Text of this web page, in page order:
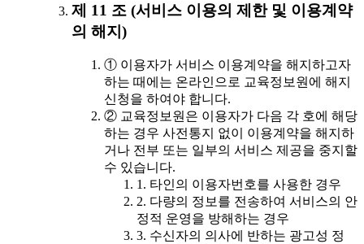
제 11 조 (서비스 이용의 제한 및 이용계약
의 해지)
① 이용자가 서비스 이용계약을 해지하고자
하는 때에는 온라인으로 교육정보원에 해지
신청을 하여야 합니다.
② 교육정보원은 이용자가 다음 각 호에 해당
하는 경우 사전통지 없이 이용계약을 해지하
거나 전부 또는 일부의 서비스 제공을 중지할
수 있습니다.
1. 타인의 이용자번호를 사용한 경우
2. 다량의 정보를 전송하여 서비스의 안
정적 운영을 방해하는 경우
3. 수신자의 의사에 반하는 광고성 정